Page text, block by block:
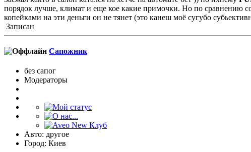
порядок лучше, климат и еще кое какие примочки. Но по сравнению
копейками на эти деньги он не тянет (это канеш моё сугубо
Записан
Сапожник
без сапог
Модераторы
Авто: другое
Город: Киев